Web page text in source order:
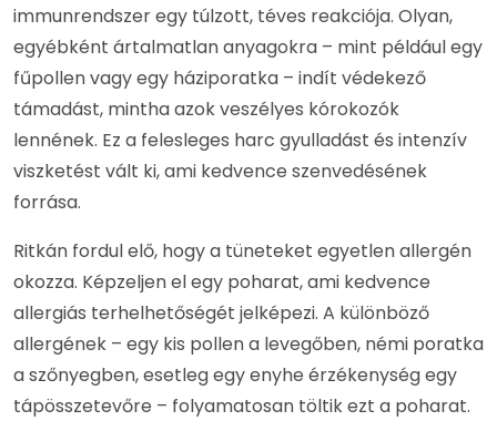
immunrendszer egy túlzott, téves reakciója. Olyan,
egyébként ártalmatlan anyagokra – mint például egy
fűpollen vagy egy háziporatka – indít védekező
támadást, mintha azok veszélyes kórokozók
lennének. Ez a felesleges harc gyulladást és intenzív
viszketést vált ki, ami kedvence szenvedésének
forrása.
Ritkán fordul elő, hogy a tüneteket egyetlen allergén
okozza. Képzeljen el egy poharat, ami kedvence
allergiás terhelhetőségét jelképezi. A különböző
allergének – egy kis pollen a levegőben, némi poratka
a szőnyegben, esetleg egy enyhe érzékenység egy
tápösszetevőre – folyamatosan töltik ezt a poharat.